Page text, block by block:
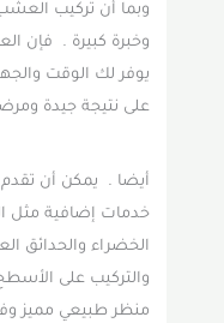
وبما أن تركيب
وخبرة كبيرة . فإن
يوفر لك الوقت
على نتيجة جيدة
أيضا . يمكن أن
خدمات إضافية مثل
الخضراء والحدائق
والتركيب على
منظر طبيعي مميز